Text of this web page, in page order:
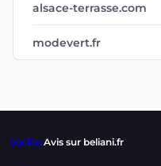
alsace-terrasse.com
modevert.fr
VerifierAvis sur beliani.fr